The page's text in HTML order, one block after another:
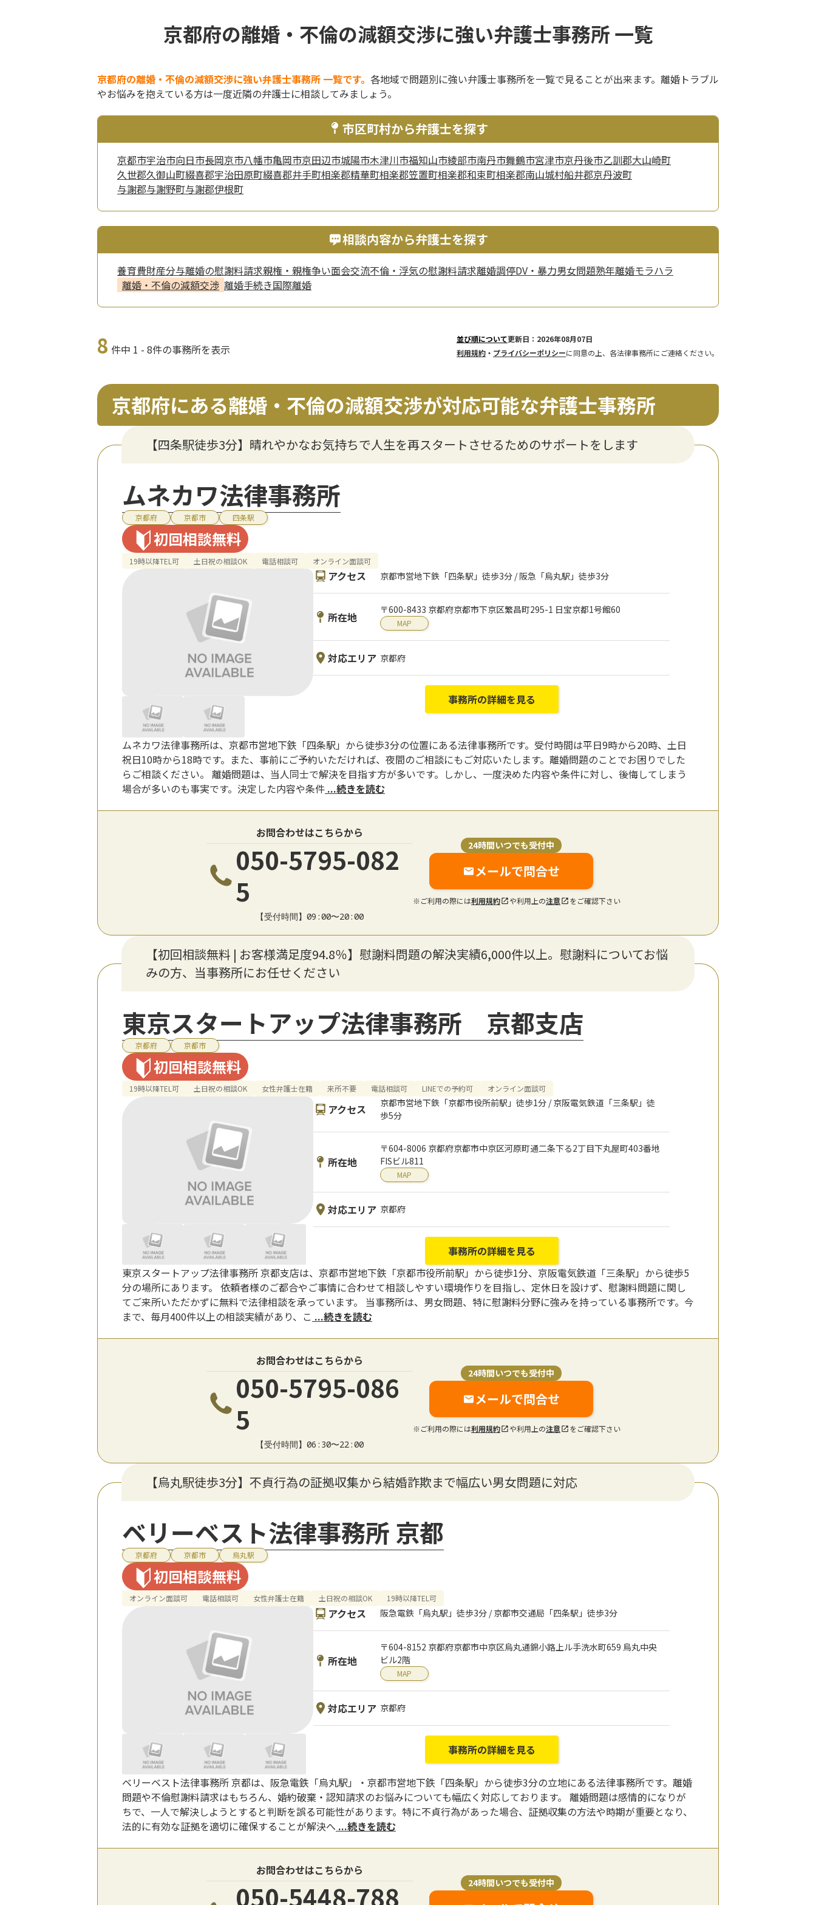
京都府の離婚・不倫の減額交渉に強い弁護士事務所 一覧
京都府の離婚・不倫の減額交渉に強い弁護士事務所 一覧です。 各地域で問題別に強い弁護士事務所を一覧で見ることが出来ます。離婚トラブル
やお悩みを抱えている方は一度近隣の弁護士に相談してみましょう。
市区町村から弁護士を探す
京都市宇治市向日市長岡京市八幡市亀岡市京田辺市城陽市木津川市福知山市綾部市南丹市舞鶴市宮津市京丹後市乙訓郡大山崎町
久世郡久御山町綴喜郡宇治田原町綴喜郡井手町相楽郡精華町相楽郡笠置町相楽郡和束町相楽郡南山城村船井郡京丹波町
与謝郡与謝野町与謝郡伊根町
相談内容から弁護士を探す
養育費財産分与離婚の慰謝料請求親権・親権争い面会交流不倫・浮気の慰謝料請求離婚調停DV・暴力男女問題熟年離婚モラハラ
離婚・不倫の減額交渉 離婚手続き国際離婚
8 件中 1 - 8件の事務所を表示
並び順について更新日：2026年08月07日
利用規約 ・ プライバシーポリシーに同意の上、各法律事務所にご連絡ください。
京都府にある離婚・不倫の減額交渉が対応可能な弁護士事務所
【四条駅徒歩3分】晴れやかなお気持ちで人生を再スタートさせるためのサポートをします
ムネカワ法律事務所
京都府 京都市 四条駅
初回相談無料
19時以降TEL可 土日祝の相談OK 電話相談可 オンライン面談可
アクセス 京都市営地下鉄「四条駅」徒歩3分 / 阪急「烏丸駅」徒歩3分
所在地
〒600-8433 京都府京都市下京区繁昌町295-1 日宝京都1号館60
MAP
対応エリア 京都府
事務所の詳細を見る
ムネカワ法律事務所は、京都市営地下鉄「四条駅」から徒歩3分の位置にある法律事務所です。受付時間は平日9時から20時、土日
祝日10時から18時です。また、事前にご予約いただければ、夜間のご相談にもご対応いたします。離婚問題のことでお困りでした
らご相談ください。 離婚問題は、当人同士で解決を目指す方が多いです。しかし、一度決めた内容や条件に対し、後悔してしまう
場合が多いのも事実です。決定した内容や条件 ...続きを読む
お問合わせはこちらから
050-5795-082
5
【受付時間】09:00〜20:00
24時間いつでも受付中
メールで問合せ
※ご利用の際には利用規約 や利用上の注意 をご確認下さい
【初回相談無料 | お客様満足度94.8％】慰謝料問題の解決実績6,000件以上。慰謝料についてお悩
みの方、当事務所にお任せください
東京スタートアップ法律事務所 京都支店
京都府 京都市
初回相談無料
19時以降TEL可 土日祝の相談OK 女性弁護士在籍 来所不要 電話相談可 LINEでの予約可 オンライン面談可
アクセス
京都市営地下鉄「京都市役所前駅」徒歩1分 / 京阪電気鉄道「三条駅」徒
歩5分
所在地
〒604-8006 京都府京都市中京区河原町通二条下る2丁目下丸屋町403番地
FISビル811
MAP
対応エリア 京都府
事務所の詳細を見る
東京スタートアップ法律事務所 京都支店は、京都市営地下鉄「京都市役所前駅」から徒歩1分、京阪電気鉄道「三条駅」から徒歩5
分の場所にあります。 依頼者様のご都合やご事情に合わせて相談しやすい環境作りを目指し、定休日を設けず、慰謝料問題に関し
てご来所いただかずに無料で法律相談を承っています。 当事務所は、男女問題、特に慰謝料分野に強みを持っている事務所です。今
まで、毎月400件以上の相談実績があり、こ ...続きを読む
お問合わせはこちらから
050-5795-086
5
【受付時間】06:30〜22:00
24時間いつでも受付中
メールで問合せ
※ご利用の際には利用規約 や利用上の注意 をご確認下さい
【烏丸駅徒歩3分】不貞行為の証拠収集から結婚詐欺まで幅広い男女問題に対応
ベリーベスト法律事務所 京都
京都府 京都市 烏丸駅
初回相談無料
オンライン面談可 電話相談可 女性弁護士在籍 土日祝の相談OK 19時以降TEL可
アクセス 阪急電鉄「烏丸駅」徒歩3分 / 京都市交通局「四条駅」徒歩3分
所在地
〒604-8152 京都府京都市中京区烏丸通錦小路上ル手洗水町659 烏丸中央
ビル2階
MAP
対応エリア 京都府
事務所の詳細を見る
ベリーベスト法律事務所 京都は、阪急電鉄「烏丸駅」・京都市営地下鉄「四条駅」から徒歩3分の立地にある法律事務所です。離婚
問題や不倫慰謝料請求はもちろん、婚約破棄・認知請求のお悩みについても幅広く対応しております。 離婚問題は感情的になりが
ちで、一人で解決しようとすると判断を誤る可能性があります。特に不貞行為があった場合、証拠収集の方法や時期が重要となり、
法的に有効な証拠を適切に確保することが解決へ ...続きを読む
お問合わせはこちらから
050-5448-788 24時間いつでも受付中